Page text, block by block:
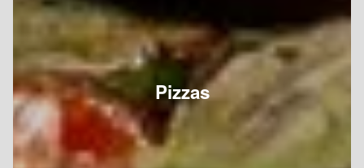
Pizzas